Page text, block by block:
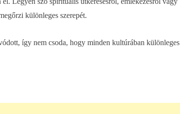
különleges szerepét.
így nem csoda, hogy minden kultúrában különleges